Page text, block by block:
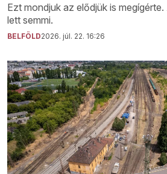
Ezt mondjuk az elődjük is
lett semmi.
BELFÖLD2026. júl. 22. 16:26